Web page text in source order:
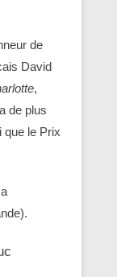
de
David
,
de plus
que le Prix